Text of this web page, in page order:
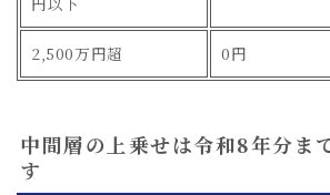
2,500万円超 0円
中間層の上乗せは令和8年分ま
す